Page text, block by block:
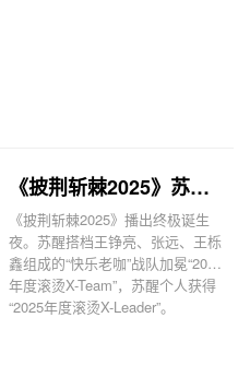
《披荆斩棘2025》苏醒个人获得“2025年度滚烫X-Leader”
《披荆斩棘2025》播出终极诞生
夜。苏醒搭档王铮亮、张远、王栎
鑫组成的“快乐老咖”战队加冕“2025
年度滚烫X-Team”，苏醒个人获得
“2025年度滚烫X-Leader”。